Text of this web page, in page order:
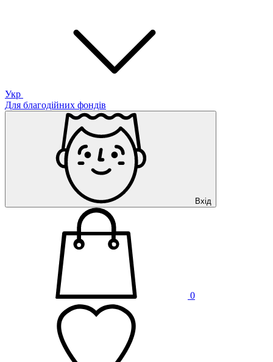
Укр
Для благодійних фондів
Вхід
0